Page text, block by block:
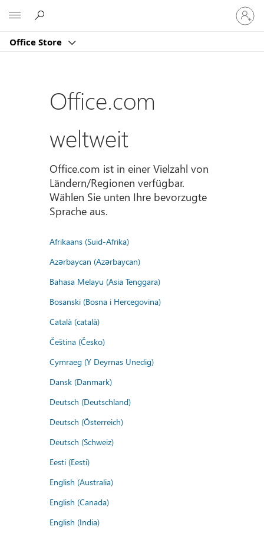
Office Store
Bei
Ihrem
Konto
Office.com
weltweit
Office.com ist in einer Vielzahl von
Ländern/Regionen verfügbar.
Wählen Sie unten Ihre bevorzugte
Sprache aus.
Afrikaans (Suid-Afrika)
Azərbaycan (Azərbaycan)
Bahasa Melayu (Asia Tenggara)
Bosanski (Bosna i Hercegovina)
Català (català)
Čeština (Česko)
Cymraeg (Y Deyrnas Unedig)
Dansk (Danmark)
Deutsch (Deutschland)
Deutsch (Österreich)
Deutsch (Schweiz)
Eesti (Eesti)
English (Australia)
English (Canada)
English (India)